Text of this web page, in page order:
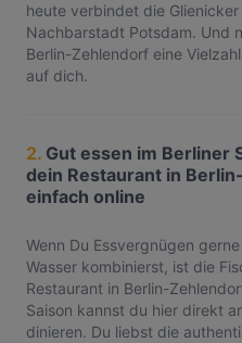
heute verbindet die
Nachbarstadt Potsdam. Und
Berlin-Zehlendorf eine
auf dich.
2. Gut essen im Berliner
dein Restaurant in
einfach online
Wenn Du Essvergnügen
Wasser kombinierst, ist die
Restaurant in Berlin-
Saison kannst du hier direkt
dinieren. Du liebst die